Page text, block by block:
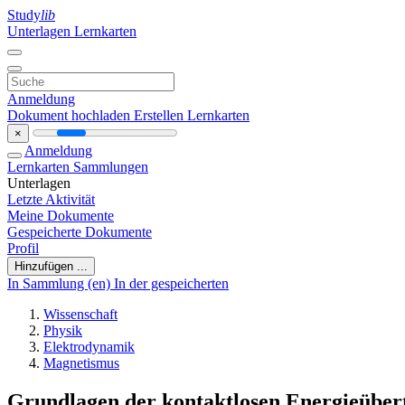
Studylib
Unterlagen Lernkarten
Anmeldung
Dokument hochladen Erstellen Lernkarten
×
Anmeldung
Lernkarten Sammlungen
Unterlagen
Letzte Aktivität
Meine Dokumente
Gespeicherte Dokumente
Profil
Hinzufügen ...
In Sammlung (en) In der gespeicherten
Wissenschaft
Physik
Elektrodynamik
Magnetismus